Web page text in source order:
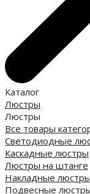
Каталог
Люстры
Люстры
Все товары
Светодиодные
Каскадные люстры
Люстры на штанге
Накладные люстры
Подвесные